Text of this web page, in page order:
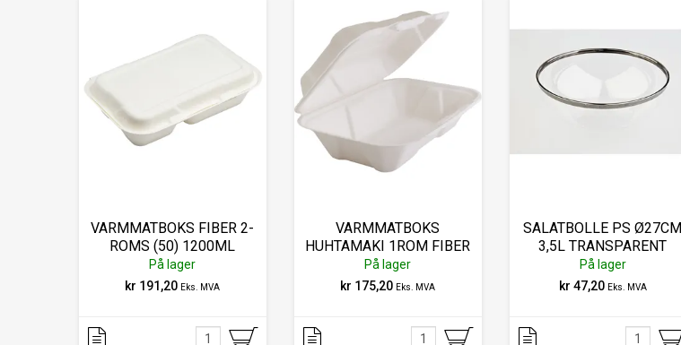
VARMMATBOKS FIBER 2-
ROMS (50) 1200ML
S01019
På lager
kr 191,20 Eks. MVA
VARMMATBOKS
HUHTAMAKI 1ROM FIBER
900ML(50)
På lager
kr 175,20 Eks. MVA
SALATBOLLE PS Ø27CM
3,5L TRANSPARENT
På lager
kr 47,20 Eks. MVA